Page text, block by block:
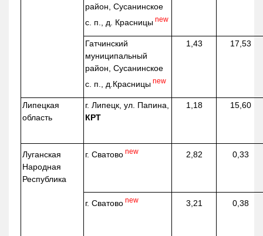
район, Сусанинское
с. п., д. Красницы new
Гатчинский
муниципальный
район, Сусанинское
с. п., д.Красницы new
1,43 17,53
Липецкая
область
г. Липецк, ул. Папина,
КРТ
1,18 15,60
Луганская
Народная
Республика
г. Сватово new 2,82 0,33
г. Сватово new 3,21 0,38